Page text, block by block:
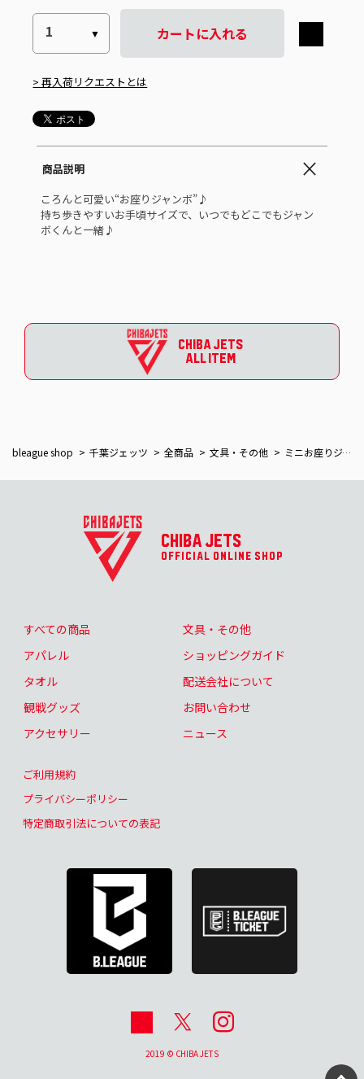
カートに入れる
> 再入荷リクエストとは
商品説明
ころんと可愛い“お座りジャンボ”♪
持ち歩きやすいお手頃サイズで、いつでもどこでもジャン
ボくんと一緒♪
CHIBA JETS
ALL ITEM
bleague shop 千葉ジェッツ 全商品 文具・その他 ミニお座りジャンボくんキーホルダー
CHIBA JETS
OFFICIAL ONLINE SHOP
すべての商品
アパレル
タオル
観戦グッズ
アクセサリー
文具・その他
ショッピングガイド
配送会社について
お問い合わせ
ニュース
ご利用規約
プライバシーポリシー
特定商取引法についての表記
2019 © CHIBA JETS